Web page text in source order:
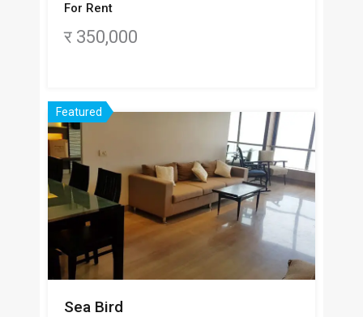
For Rent
र 350,000
Featured
Sea Bird